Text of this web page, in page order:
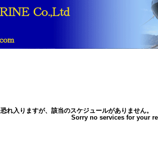
恐れ入りますが、該当のスケジュールがありません。
Sorry no services for your